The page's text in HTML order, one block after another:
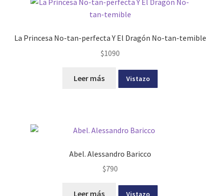
La Princesa No-tan-perfecta Y El Dragón No-tan-temible
$1090
Leer más Vistazo
Abel. Alessandro Baricco
$790
Leer más Vistazo